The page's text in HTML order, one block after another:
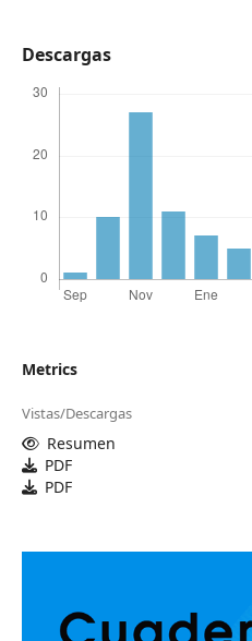
Descargas
Metrics
Vistas/Descargas
Resumen
PDF
PDF